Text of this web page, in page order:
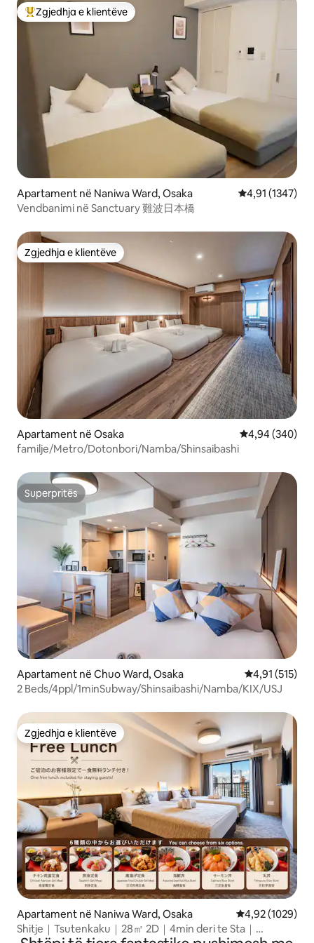
Më të mirat e zgjedhjeve të klientëve
Zgjedhja e klientëve
Apartament në Naniwa Ward, Osaka Vlerësimi
4,91 (1347)
Vendbanimi në Sanctuary 難波日本橋
Zgjedhja e klientëve
Zgjedhja e klientëve
Apartament në Osaka Vlerësimi
4,94 (340)
familje/Metro/Dotonbori/Namba/Shinsaibashi
Superpritës
Superpritës
Apartament në Chuo Ward, Osaka Vlerësimi
4,91 (515)
2 Beds/4ppl/1minSubway/Shinsaibashi/Namba/KIX/USJ
Zgjedhja e klientëve
Zgjedhja e klientëve
Apartament në Naniwa Ward, Osaka Vlerësimi
4,92 (1029)
Shitje｜Tsutenkaku｜28㎡ 2D｜4min deri te Sta｜